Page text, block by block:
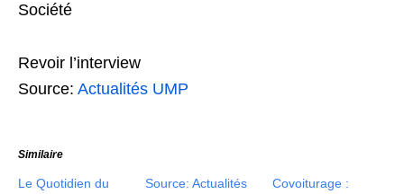
Société
Revoir l’interview
Source: Actualités UMP
Similaire
Le Quotidien du
Source: Actualités
Covoiturage :